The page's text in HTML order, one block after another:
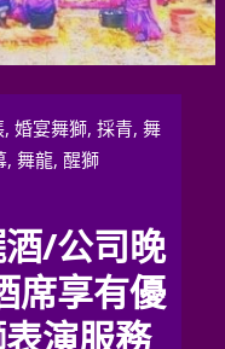
, 婚宴舞獅, 採青, 舞
, 舞龍, 醒獅
/公司晚
席享有優
演服務